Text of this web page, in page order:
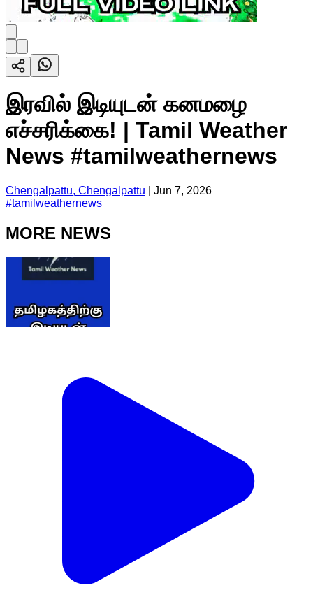
இரவில் இடியுடன் கனமழை
எச்சரிக்கை! | Tamil Weather
News #tamilweathernews
Chengalpattu, Chengalpattu
Jun 7, 2026
#tamilweathernews
MORE NEWS